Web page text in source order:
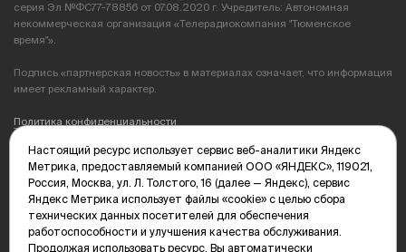
серия Эл №ФС77-78856 от 07.08.2020 г. Учредитель: Автономная
некоммерческая организация «Телерадиокомпания "Тюменское
время"».
Подпись «партнерская новость» в материалах означает, что информация
имеет рекламный характер.
Политика конфиденциальности
Редакция: 625035, Тюмень, пр. Геологоразведчиков, 28А
(3452) 68-89-05
edit@vsluh.ru
Главный редактор: Панкина Т.Ю.
kika@vsluh.ru
Настоящий ресурс использует сервис веб-аналитики Яндекс
Метрика, предоставляемый компанией ООО «ЯНДЕКС», 119021,
Россия, Москва, ул. Л. Толстого, 16 (далее — Яндекс), сервис
Яндекс Метрика использует файлы «cookie» с целью сбора
технических данных посетителей для обеспечения
работоспособности и улучшения качества обслуживания.
Продолжая использовать ресурс, Вы автоматически